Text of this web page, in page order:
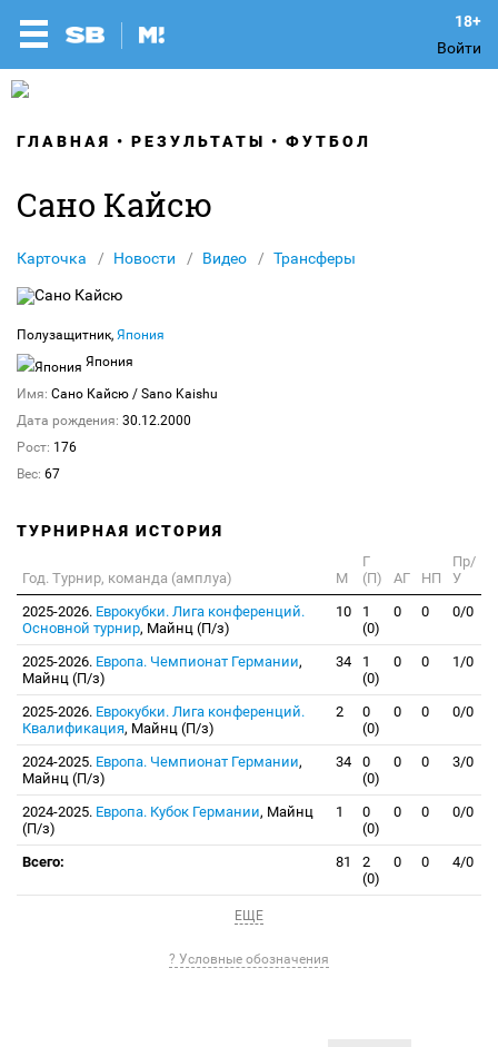
Войти
ГЛАВНАЯ РЕЗУЛЬТАТЫ ФУТБОЛ
Сано Кайсю
Карточка Новости Видео Трансферы
Полузащитник, Япония
Япония
Имя: Сано Кайсю / Sano Kaishu
Дата рождения: 30.12.2000
Рост: 176
Вес: 67
ТУРНИРНАЯ ИСТОРИЯ
Год. Турнир, команда (амплуа) М
Г
(П)
АГ НП
Пр/
У
2025-2026. Еврокубки. Лига конференций.
Основной турнир, Майнц (П/з)
10
1
(0)
0 0 0/0
2025-2026. Европа. Чемпионат Германии,
Майнц (П/з)
34
1
(0)
0 0 1/0
2025-2026. Еврокубки. Лига конференций.
Квалификация, Майнц (П/з)
2
0
(0)
0 0 0/0
2024-2025. Европа. Чемпионат Германии,
Майнц (П/з)
34
0
(0)
0 0 3/0
2024-2025. Европа. Кубок Германии, Майнц
(П/з)
1
0
(0)
0 0 0/0
Всего: 81
2
(0)
0 0 4/0
ЕЩЕ
? Условные обозначения